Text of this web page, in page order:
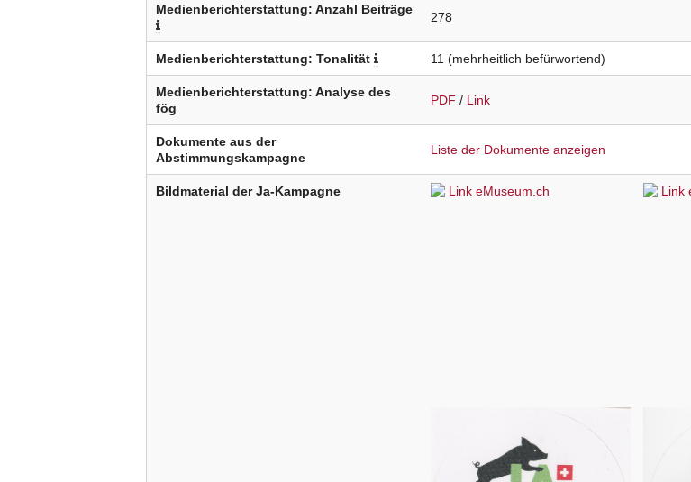
Medienberichterstattung: Anzahl Beiträge
278
Medienberichterstattung: Tonalität 11 (mehrheitlich befürwortend)
Medienberichterstattung: Analyse des
fög
PDF / Link
Dokumente aus der
Abstimmungskampagne
Liste der Dokumente anzeigen
Bildmaterial der Ja-Kampagne Link eMuseum.ch Link